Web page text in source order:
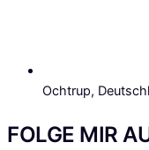
Ochtrup,
FOLGE MIR